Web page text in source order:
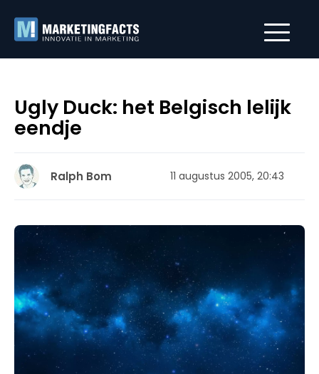
Ugly Duck: het Belgisch lelijk
eendje
Ralph Bom 11 augustus 2005, 20:43